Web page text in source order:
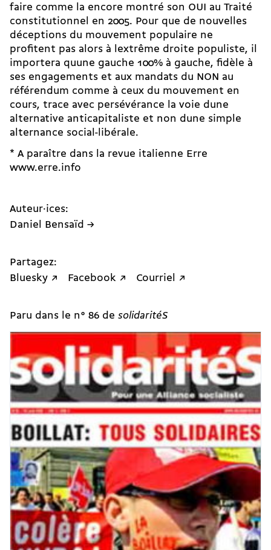
faire comme la encore montré son OUI au Traité
constitutionnel en 2005. Pour que de nouvelles
déceptions du mouvement populaire ne
profitent pas alors à lextrême droite populiste, il
importera quune gauche 100% à gauche, fidèle à
ses engagements et aux mandats du NON au
référendum comme à ceux du mouvement en
cours, trace avec persévérance la voie dune
alternative anticapitaliste et non dune simple
alternance social-libérale.
* A paraître dans la revue italienne Erre 
www.erre.info
Auteur·ices:
Daniel Bensaïd →
Partagez:
Bluesky ↗
Facebook ↗ Courriel ↗
Paru dans le n° 86 de solidaritéS